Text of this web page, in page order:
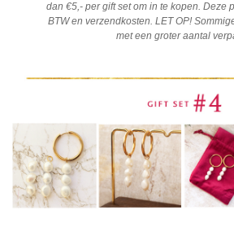
dan €5,- per gift set om in te kopen. Deze
BTW en verzendkosten. LET OP!
met een groter aantal